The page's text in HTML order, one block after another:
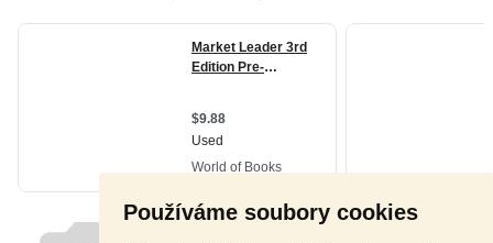
Používáme soubory cookies